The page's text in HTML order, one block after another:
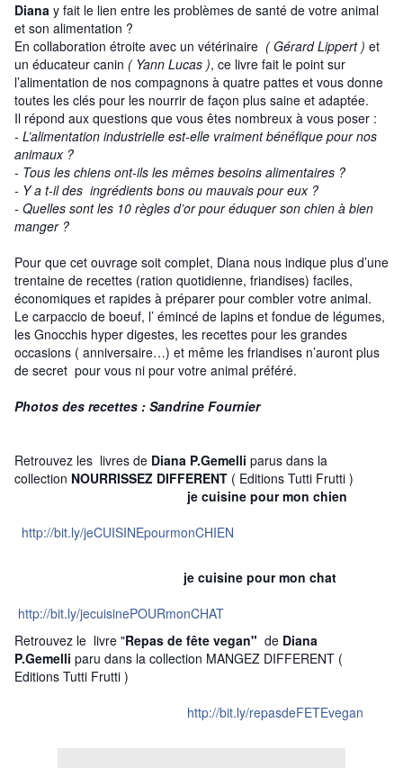
Diana y fait le lien entre les problèmes de santé de votre animal
et son alimentation ?
En collaboration étroite avec un vétérinaire ( Gérard Lippert ) et
un éducateur canin ( Yann Lucas ), ce livre fait le point sur
l’alimentation de nos compagnons à quatre pattes et vous donne
toutes les clés pour les nourrir de façon plus saine et adaptée.
Il répond aux questions que vous êtes nombreux à vous poser :
- L’alimentation industrielle est-elle vraiment bénéfique pour nos
animaux ?
- Tous les chiens ont-ils les mêmes besoins alimentaires ?
- Y a t-il des ingrédients bons ou mauvais pour eux ?
- Quelles sont les 10 règles d’or pour éduquer son chien à bien
manger ?
Pour que cet ouvrage soit complet, Diana nous indique plus d’une
trentaine de recettes (ration quotidienne, friandises) faciles,
économiques et rapides à préparer pour combler votre animal.
Le carpaccio de boeuf, l’ émincé de lapins et fondue de légumes,
les Gnocchis hyper digestes, les recettes pour les grandes
occasions ( anniversaire…) et même les friandises n’auront plus
de secret pour vous ni pour votre animal préféré.
Photos des recettes : Sandrine Fournier
Retrouvez les livres de Diana P.Gemelli parus dans la
collection NOURRISSEZ DIFFERENT ( Editions Tutti Frutti )
je cuisine pour mon chien
http://bit.ly/jeCUISINEpourmonCHIEN
je cuisine pour mon chat
http://bit.ly/jecuisinePOURmonCHAT
Retrouvez le livre "Repas de fête vegan" de Diana
P.Gemelli paru dans la collection MANGEZ DIFFERENT (
Editions Tutti Frutti )
http://bit.ly/repasdeFETEvegan